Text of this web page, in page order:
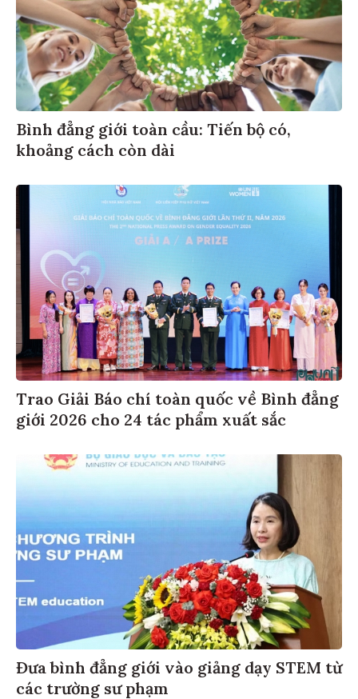
Bình đẳng giới toàn cầu: Tiến bộ có,
khoảng cách còn dài
Trao Giải Báo chí toàn quốc về Bình đẳng
giới 2026 cho 24 tác phẩm xuất sắc
Đưa bình đẳng giới vào giảng dạy STEM từ
các trường sư phạm